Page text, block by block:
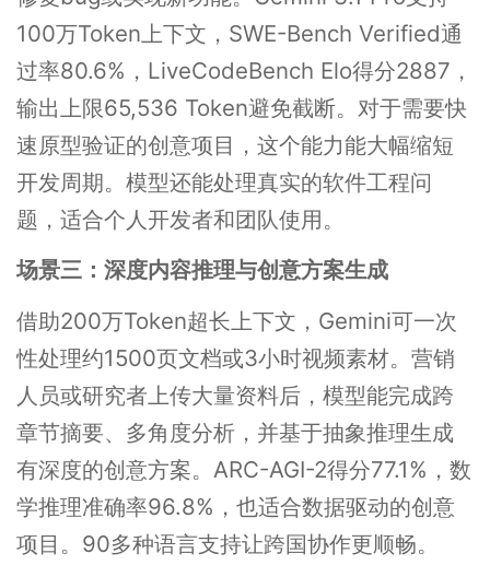
100万Token上下文，SWE-Bench Verified通
过率80.6%，LiveCodeBench Elo得分2887，
输出上限65,536 Token避免截断。对于需要快
速原型验证的创意项目，这个能力能大幅缩短
开发周期。模型还能处理真实的软件工程问
题，适合个人开发者和团队使用。
场景三：深度内容推理与创意方案生成
借助200万Token超长上下文，Gemini可一次
性处理约1500页文档或3小时视频素材。营销
人员或研究者上传大量资料后，模型能完成跨
章节摘要、多角度分析，并基于抽象推理生成
有深度的创意方案。ARC-AGI-2得分77.1%，数
学推理准确率96.8%，也适合数据驱动的创意
项目。90多种语言支持让跨国协作更顺畅。